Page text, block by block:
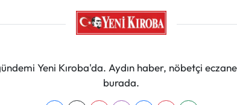
Yeni Kıroba'da. Aydın haber, nöbetçi
burada.